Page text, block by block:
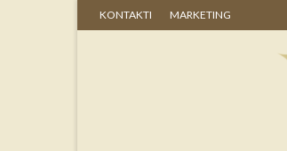
KONTAKTI MARKETING